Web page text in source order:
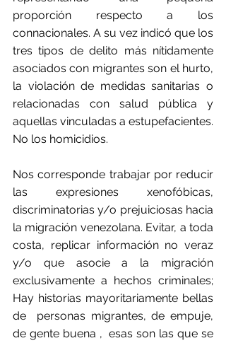
proporción respecto a los
connacionales. A su vez indicó que los
tres tipos de delito más nítidamente
asociados con migrantes son el hurto,
la violación de medidas sanitarias o
relacionadas con salud pública y
aquellas vinculadas a estupefacientes.
No los homicidios.
Nos corresponde trabajar por reducir
las expresiones xenofóbicas,
discriminatorias y/o prejuiciosas hacia
la migración venezolana. Evitar, a toda
costa, replicar información no veraz
y/o que asocie a la migración
exclusivamente a hechos criminales;
Hay historias mayoritariamente bellas
de  personas migrantes, de empuje,
de gente buena ,  esas son las que se